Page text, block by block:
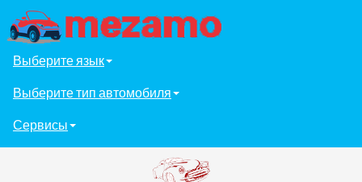
Выберите язык
Выберите тип автомобиля
Сервисы